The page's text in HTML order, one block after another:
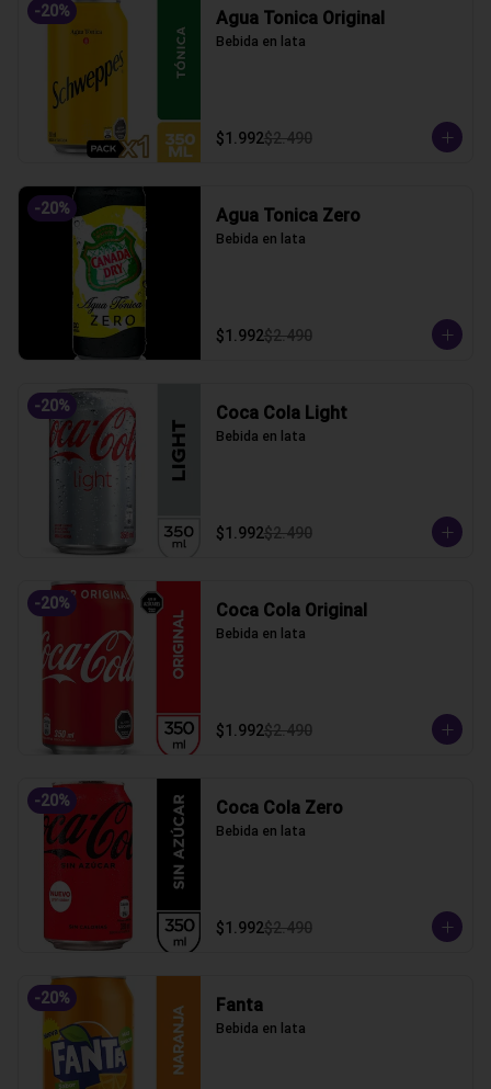
-20% Agua Tonica Original
Bebida en lata
$1.992$2.490
-20% Agua Tonica Zero
Bebida en lata
$1.992$2.490
-20% Coca Cola Light
Bebida en lata
$1.992$2.490
-20% Coca Cola Original
Bebida en lata
$1.992$2.490
-20% Coca Cola Zero
Bebida en lata
$1.992$2.490
-20% Fanta
Bebida en lata